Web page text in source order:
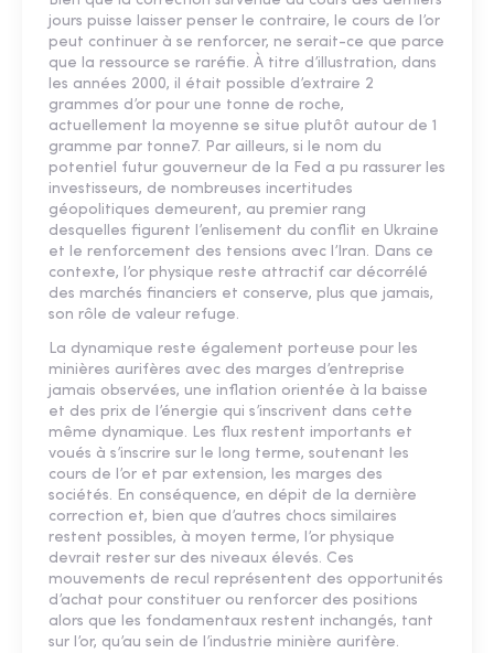
jours puisse laisser penser le contraire, le cours de l’or
peut continuer à se renforcer, ne serait-ce que parce
que la ressource se raréfie. À titre d’illustration, dans
les années 2000, il était possible d’extraire 2
grammes d’or pour une tonne de roche,
actuellement la moyenne se situe plutôt autour de 1
gramme par tonne7. Par ailleurs, si le nom du
potentiel futur gouverneur de la Fed a pu rassurer les
investisseurs, de nombreuses incertitudes
géopolitiques demeurent, au premier rang
desquelles figurent l’enlisement du conflit en Ukraine
et le renforcement des tensions avec l’Iran. Dans ce
contexte, l’or physique reste attractif car décorrélé
des marchés financiers et conserve, plus que jamais,
son rôle de valeur refuge.
La dynamique reste également porteuse pour les
minières aurifères avec des marges d’entreprise
jamais observées, une inflation orientée à la baisse
et des prix de l’énergie qui s’inscrivent dans cette
même dynamique. Les flux restent importants et
voués à s’inscrire sur le long terme, soutenant les
cours de l’or et par extension, les marges des
sociétés. En conséquence, en dépit de la dernière
correction et, bien que d’autres chocs similaires
restent possibles, à moyen terme, l’or physique
devrait rester sur des niveaux élevés. Ces
mouvements de recul représentent des opportunités
d’achat pour constituer ou renforcer des positions
alors que les fondamentaux restent inchangés, tant
sur l’or, qu’au sein de l’industrie minière aurifère.